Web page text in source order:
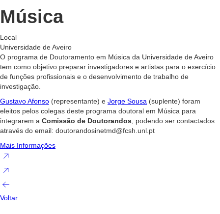
Música
Local
Universidade de Aveiro
O programa de Doutoramento em Música da Universidade de Aveiro
tem como objetivo preparar investigadores e artistas para o exercício
de funções profissionais e o desenvolvimento de trabalho de
investigação.
Gustavo Afonso (representante) e Jorge Sousa (suplente) foram
eleitos pelos colegas deste programa doutoral em Música para
integrarem a Comissão de Doutorandos , podendo ser contactados
através do email: doutorandosinetmd@fcsh.unl.pt
Mais Informações
Voltar